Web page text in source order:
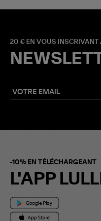
20 € EN VOUS INSCRIVANT
-10% EN TÉLÉCHARGEANT
L'APP LULLI